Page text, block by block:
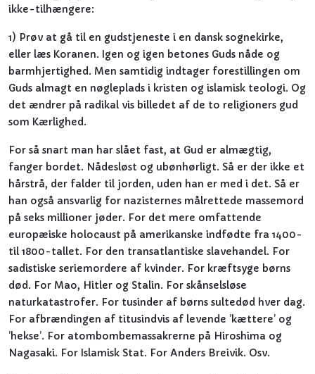
ikke-tilhængere:
1) Prøv at gå til en gudstjeneste i en dansk sognekirke,
eller læs Koranen. Igen og igen betones Guds nåde og
barmhjertighed. Men samtidig indtager forestillingen om
Guds almagt en nøgleplads i kristen og islamisk teologi. Og
det ændrer på radikal vis billedet af de to religioners gud
som Kærlighed.
For så snart man har slået fast, at Gud er almægtig,
fanger bordet. Nådesløst og ubønhørligt. Så er der ikke et
hårstrå, der falder til jorden, uden han er med i det. Så er
han også ansvarlig for nazisternes målrettede massemord
på seks millioner jøder. For det mere omfattende
europæiske holocaust på amerikanske indfødte fra 1400-
til 1800-tallet. For den transatlantiske slavehandel. For
sadistiske seriemordere af kvinder. For kræftsyge børns
død. For Mao, Hitler og Stalin. For skånselsløse
naturkatastrofer. For tusinder af børns sultedød hver dag.
For afbrændingen af titusindvis af levende ’kættere’ og
’hekse’. For atombombemassakrerne på Hiroshima og
Nagasaki. For Islamisk Stat. For Anders Breivik. Osv.